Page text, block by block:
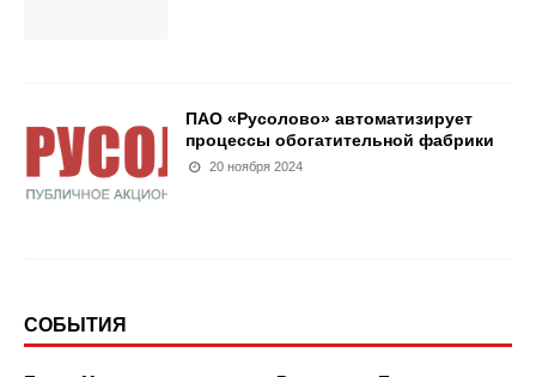
ПАО «Русолово» автоматизирует
процессы обогатительной фабрики
20 ноября 2024
СОБЫТИЯ